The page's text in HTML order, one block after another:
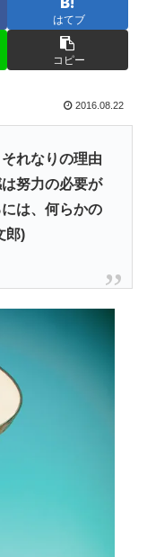
はてブ
コピー
2016.08.22
れなりの理由
努力の必要が
は、何らかの
郎)